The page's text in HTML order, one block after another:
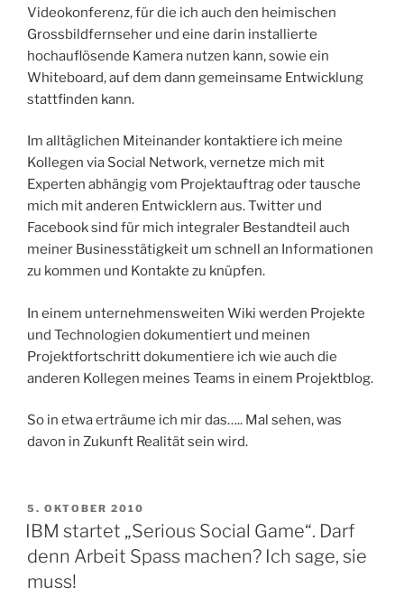
Videokonferenz, für die ich auch den heimischen
Grossbildfernseher und eine darin installierte
hochauflösende Kamera nutzen kann, sowie ein
Whiteboard, auf dem dann gemeinsame Entwicklung
stattfinden kann.
Im alltäglichen Miteinander kontaktiere ich meine
Kollegen via Social Network, vernetze mich mit
Experten abhängig vom Projektauftrag oder tausche
mich mit anderen Entwicklern aus. Twitter und
Facebook sind für mich integraler Bestandteil auch
meiner Businesstätigkeit um schnell an Informationen
zu kommen und Kontakte zu knüpfen.
In einem unternehmensweiten Wiki werden Projekte
und Technologien dokumentiert und meinen
Projektfortschritt dokumentiere ich wie auch die
anderen Kollegen meines Teams in einem Projektblog.
So in etwa erträume ich mir das….. Mal sehen, was
davon in Zukunft Realität sein wird.
VERÖFFENTLICHT
AM
5. OKTOBER 2010
IBM startet „Serious Social Game“. Darf
denn Arbeit Spass machen? Ich sage, sie
muss!